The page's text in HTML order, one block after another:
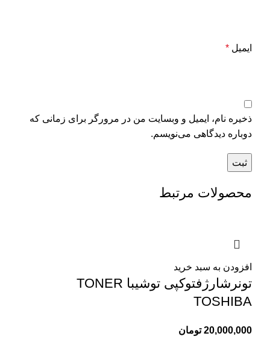
ایمیل *
ذخیره نام، ایمیل و وبسایت من در مرورگر برای زمانی که
دوباره دیدگاهی می‌نویسم.
محصولات مرتبط
افزودن به سبد خرید
تونرشارژفتوکپی توشیبا TONER
TOSHIBA
20,000,000 تومان